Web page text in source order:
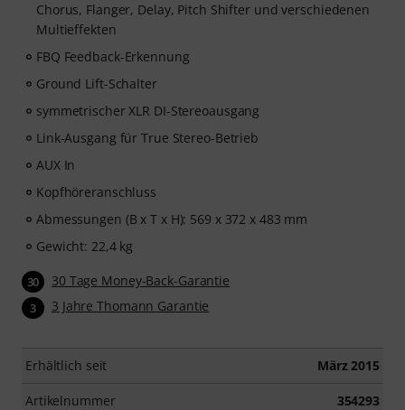
Chorus, Flanger, Delay, Pitch Shifter und verschiedenen
Multieffekten
FBQ Feedback-Erkennung
Ground Lift-Schalter
symmetrischer XLR DI-Stereoausgang
Link-Ausgang für True Stereo-Betrieb
AUX In
Kopfhöreranschluss
Abmessungen (B x T x H): 569 x 372 x 483 mm
Gewicht: 22,4 kg
30 30 Tage Money-Back-Garantie
3 3 Jahre Thomann Garantie
Erhältlich seit März 2015
Artikelnummer 354293